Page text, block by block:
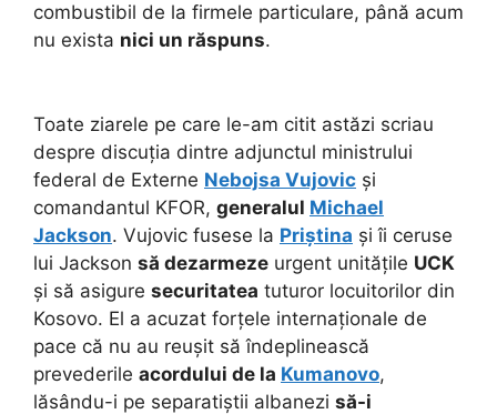
combustibil de la firmele particulare, până acum
nu exista nici un răspuns.
Toate ziarele pe care le-am citit astăzi scriau
despre discuția dintre adjunctul ministrului
federal de Externe Nebojsa Vujovic și
comandantul KFOR, generalul Michael
Jackson. Vujovic fusese la Priștina și îi ceruse
lui Jackson să dezarmeze urgent unitățile UCK
și să asigure securitatea tuturor locuitorilor din
Kosovo. El a acuzat forțele internaționale de
pace că nu au reușit să îndeplinească
prevederile acordului de la Kumanovo,
lăsându-i pe separatiștii albanezi să-i